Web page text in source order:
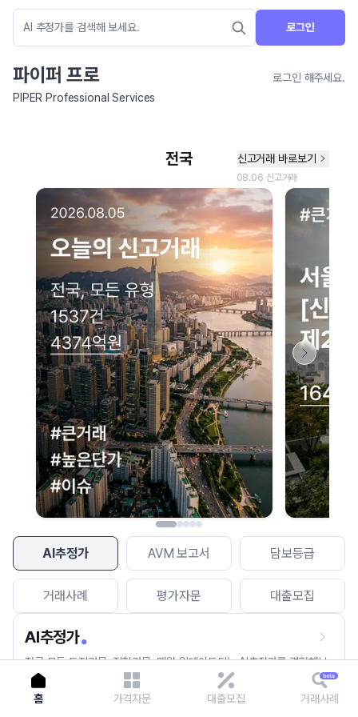
로그인
파이퍼 프로
로그인 해주세요.
PIPER Professional Services
AI추정가 AVM 보고서 담보등급
거래사례 평가자문 대출모집
AI추정가
전국 모든 토지건물, 집합건물, 매월 업데이트되는 AI추정가를 경험해보
세요.
네이버 지도 연결 안내
현재 네이버 지도 연결이 원활하지 않아 지도를 불러올 수 없습니다.
이용에 불편을 드려 죄송합니다.
다시 시도
홈 가격자문 대출모집 거래사례